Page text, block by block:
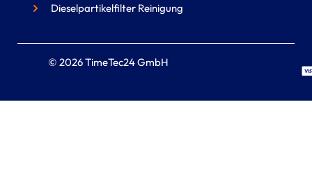
Dieselpartikelfilter Reinigung
© 2026 TimeTec24 GmbH